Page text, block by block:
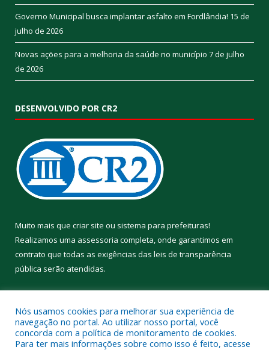
Governo Municipal busca implantar asfalto em Fordlândia! 15 de
julho de 2026
Novas ações para a melhoria da saúde no município 7 de julho
de 2026
DESENVOLVIDO POR CR2
Muito mais que criar site ou sistema para prefeituras!
Realizamos uma assessoria completa, onde garantimos em
contrato que todas as exigências das leis de transparência
pública serão atendidas.
Nós usamos cookies para melhorar sua experiência de
navegação no portal. Ao utilizar nosso portal, você
concorda com a política de monitoramento de cookies.
Para ter mais informações sobre como isso é feito, acesse